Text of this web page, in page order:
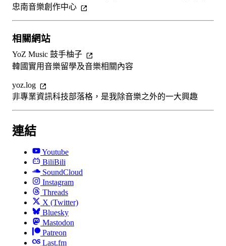
忠南音樂創作中心
相關網站
YoZ Music 鼓手柚子
韓國實用音樂留學及音樂相關內容
yoz.log
非專業資訊科技部落格，是我除音樂之外的一大興趣
連結
Youtube
BiliBili
SoundCloud
Instagram
Threads
X (Twitter)
Bluesky
Mastodon
Patreon
Last.fm